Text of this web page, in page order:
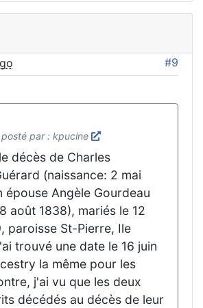
#9
par : kpucine
décès de Charles
(naissance: 2 mai
épouse Angèle Gourdeau
août 1838), mariés le 12
paroisse St-Pierre, Ile
trouvé une date le 16 juin
la même pour les
j'ai vu que les deux
décédés au décès de leur